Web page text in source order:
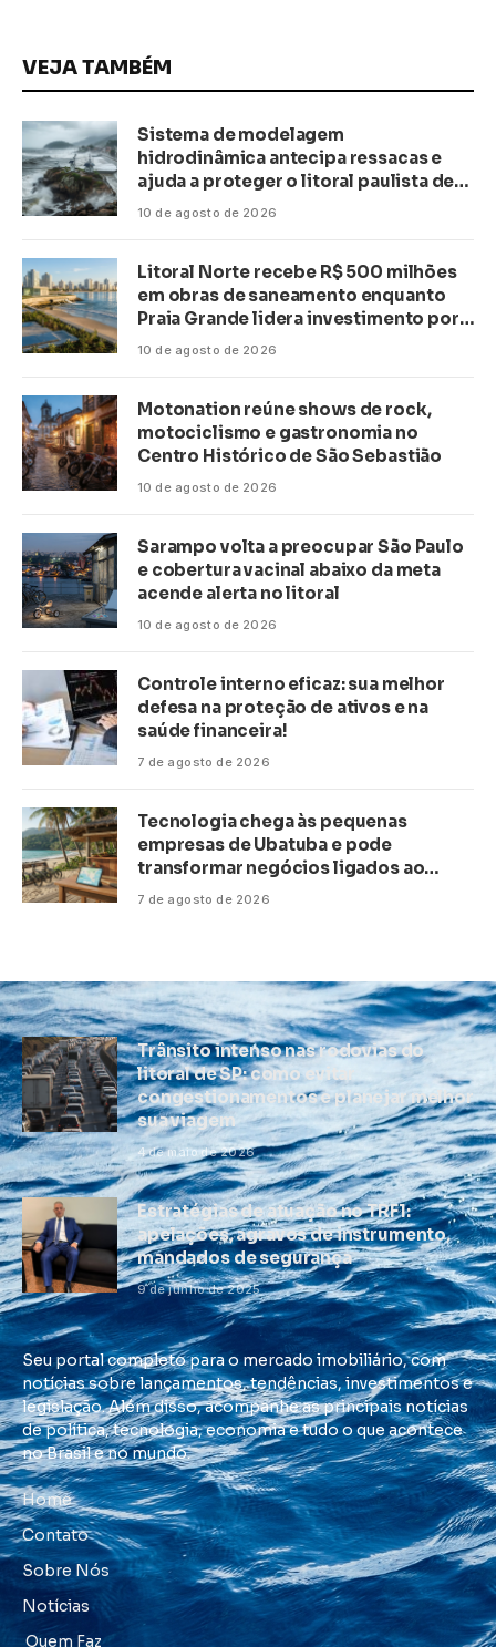
VEJA TAMBÉM
Sistema de modelagem
hidrodinâmica antecipa ressacas e
ajuda a proteger o litoral paulista de
inundações
10 de agosto de 2026
Litoral Norte recebe R$ 500 milhões
em obras de saneamento enquanto
Praia Grande lidera investimento por
habitante no país
10 de agosto de 2026
Motonation reúne shows de rock,
motociclismo e gastronomia no
Centro Histórico de São Sebastião
10 de agosto de 2026
Sarampo volta a preocupar São Paulo
e cobertura vacinal abaixo da meta
acende alerta no litoral
10 de agosto de 2026
Controle interno eficaz: sua melhor
defesa na proteção de ativos e na
saúde financeira!
7 de agosto de 2026
Tecnologia chega às pequenas
empresas de Ubatuba e pode
transformar negócios ligados ao
turismo no litoral
7 de agosto de 2026
Trânsito intenso nas rodovias do
litoral de SP: como evitar
congestionamentos e planejar melhor
sua viagem
4 de maio de 2026
Estratégias de atuação no TRF1:
apelações, agravos de instrumento,
mandados de segurança
9 de junho de 2025
Seu portal completo para o mercado imobiliário, com
notícias sobre lançamentos, tendências, investimentos e
legislação. Além disso, acompanhe as principais notícias
de política, tecnologia, economia e tudo o que acontece
no Brasil e no mundo.
Home
Contato
Sobre Nós
Notícias
Quem Faz